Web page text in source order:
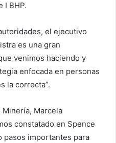
I BHP.
el ejecutivo
es una gran
venimos haciendo y
enfocada en personas
la correcta”.
Marcela
constatado en Spence
pasos importantes para